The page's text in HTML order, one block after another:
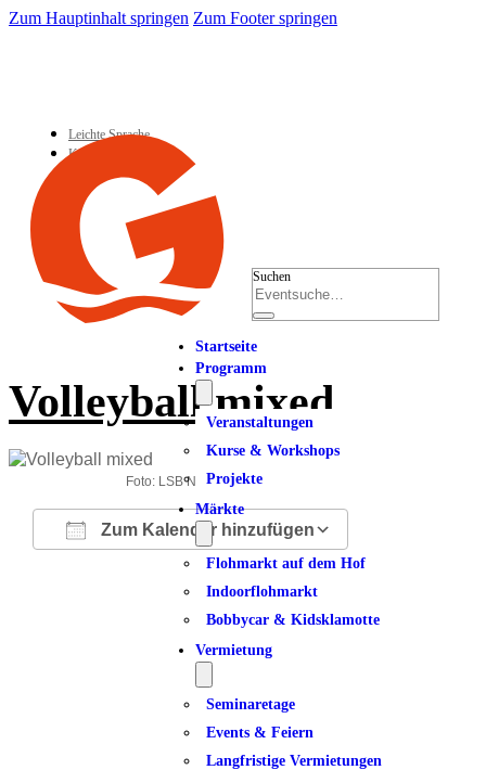
Zum Hauptinhalt springen Zum Footer springen
Leichte Sprache
Kontakt
Suchen
Startseite
Programm
Veranstaltungen
Kurse & Workshops
Projekte
Märkte
Flohmarkt auf dem Hof
Indoorflohmarkt
Bobbycar & Kidsklamotte
Vermietung
Seminaretage
Events & Feiern
Langfristige Vermietungen
Volleyball mixed
Foto: LSB NRW_Andrea Bowinkelmann
Zum Kalender hinzufügen